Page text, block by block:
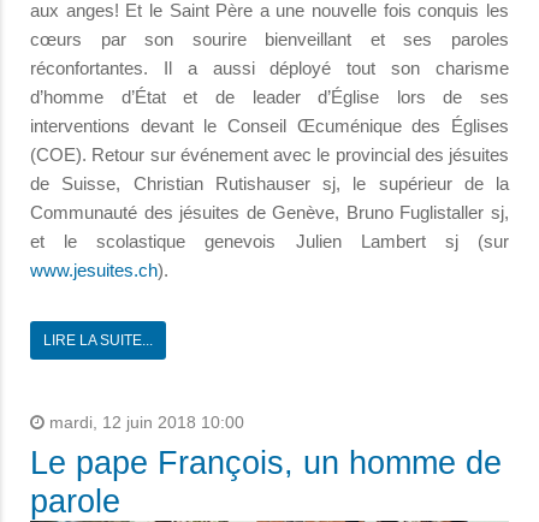
aux anges! Et le Saint Père a une nouvelle fois conquis les
cœurs par son sourire bienveillant et ses paroles
réconfortantes. Il a aussi déployé tout son charisme
d’homme d’État et de leader d’Église lors de ses
interventions devant le Conseil Œcuménique des Églises
(COE). Retour sur événement avec le provincial des jésuites
de Suisse, Christian Rutishauser sj, le supérieur de la
Communauté des jésuites de Genève, Bruno Fuglistaller sj,
et le scolastique genevois Julien Lambert sj (sur
www.jesuites.ch).
LIRE LA SUITE...
mardi, 12 juin 2018 10:00
Le pape François, un homme de
parole